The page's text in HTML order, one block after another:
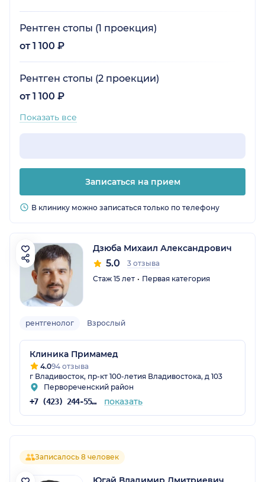
Рентген стопы (1 проекция)
от 1 100 ₽
Рентген стопы (2 проекции)
от 1 100 ₽
Показать все
Записаться на прием
В клинику можно записаться только по телефону
Дзюба Михаил Александрович
5.0
3 отзыва
Стаж 15 лет
Первая категория
рентгенолог Взрослый
Клиника Примамед
4.094 отзыва
г Владивосток, пр-кт 100-летия Владивостока, д 103
Первореченский район
+7 (423) 244-55-55 показать
Записалось 8 человек